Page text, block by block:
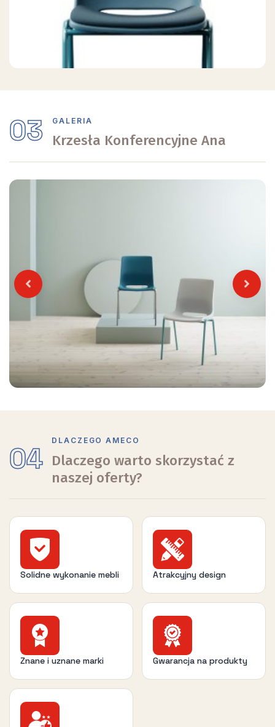
03 GALERIA
Krzesła Konferencyjne Ana
Previous Next
04
DLACZEGO AMECO
Dlaczego warto skorzystać z
naszej oferty?
Solidne wykonanie mebli Atrakcyjny design
Znane i uznane marki Gwarancja na produkty